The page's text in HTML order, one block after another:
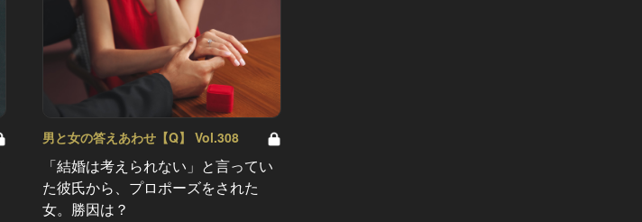
男と女の答えあわせ【Q】 Vol.308
「結婚は考えられない」と言ってい
た彼氏から、プロポーズをされた
女。勝因は？